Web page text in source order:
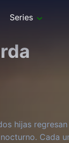
Series
hijas
Cada